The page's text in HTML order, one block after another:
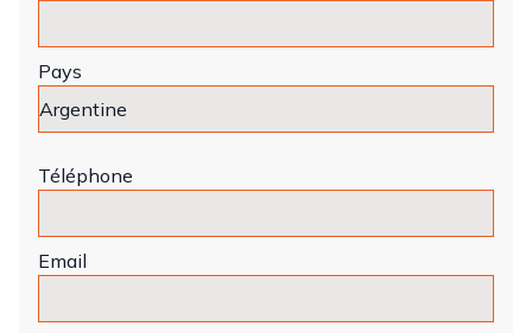
Pays
Téléphone
Email